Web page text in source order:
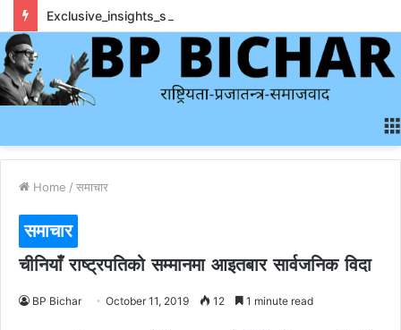
Home / समाचार
समाचार
चीनियाँ राष्ट्रपतिको सम्मानमा आइतबार सार्वजनिक विदा
BP Bichar October 11, 2019 12 1 minute read